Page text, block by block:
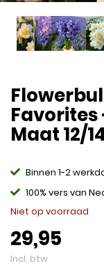
Maat 12/
Binnen 1-2
100% vers van
Niet op voorraad
29,95
Incl. btw